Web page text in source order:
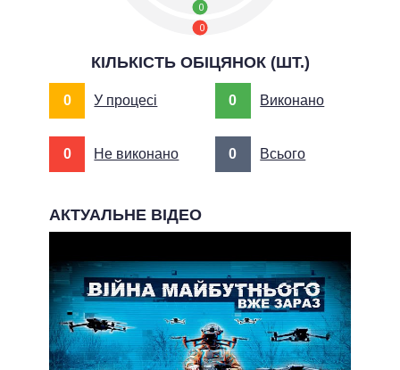
0
0
КІЛЬКІСТЬ ОБІЦЯНОК (ШТ.)
0 У процесі 0 Виконано
0 Не виконано 0 Всього
АКТУАЛЬНЕ ВІДЕО